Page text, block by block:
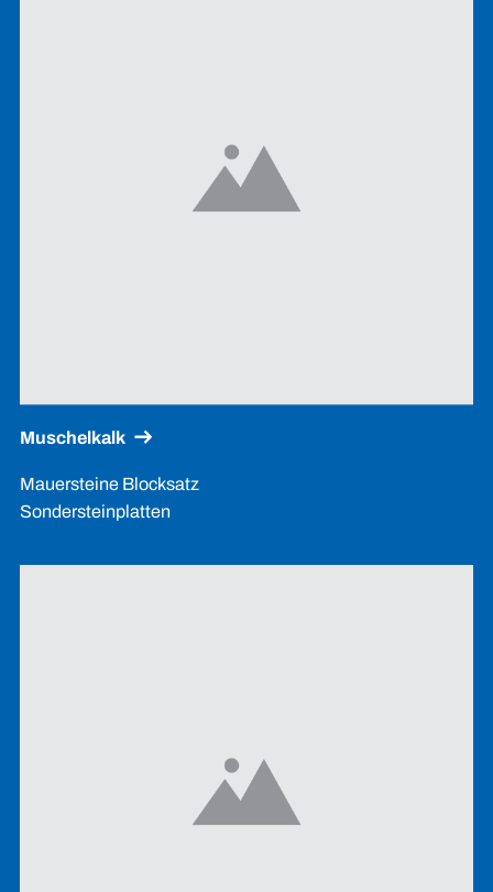
Muschelkalk
Mauersteine Blocksatz
Sondersteinplatten